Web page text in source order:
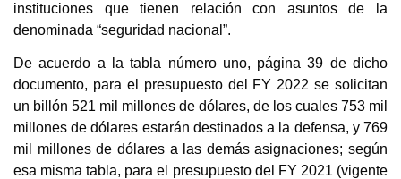
instituciones que tienen relación con asuntos de la
denominada “seguridad nacional”.
De acuerdo a la tabla número uno, página 39 de dicho
documento, para el presupuesto del FY 2022 se solicitan
un billón 521 mil millones de dólares, de los cuales 753 mil
millones de dólares estarán destinados a la defensa, y 769
mil millones de dólares a las demás asignaciones; según
esa misma tabla, para el presupuesto del FY 2021 (vigente